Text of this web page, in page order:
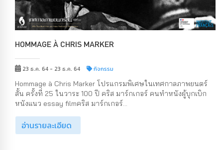
HOMMAGE À CHRIS MARKER
23 ธ.ค. 64 - 23 ธ.ค. 64 กิจกรรม
Hommage à Chris Marker โปรแกรมพิเศษในเทศกาลภาพยนตร์
สั้น ครั้งที่ 25 ในวาระ 100 ปี คริส มาร์กเกอร์ คนทำหนังผู้บุกเบิก
หนังแนว essay filmคริส มาร์กเกอร์...
อ่านรายละเอียด